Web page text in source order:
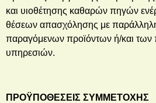
και υιοθέτησης καθαρών πηγών
θέσεων απασχόλησης με
παραγόμενων προϊόντων ή/και των
υπηρεσιών.
ΠΡΟΫΠΟΘΕΣΕΙΣ ΣΥΜΜΕΤΟΧΗΣ